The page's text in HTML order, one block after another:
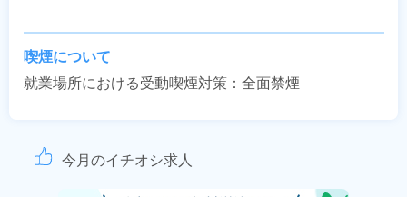
喫煙について
就業場所における受動喫煙対策：全面禁煙
今月のイチオシ求人